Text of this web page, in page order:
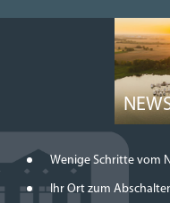
Wenige Schritte vom
Ihr Ort zum